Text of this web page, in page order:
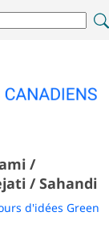
/
/ Sahandi
d'idées Green